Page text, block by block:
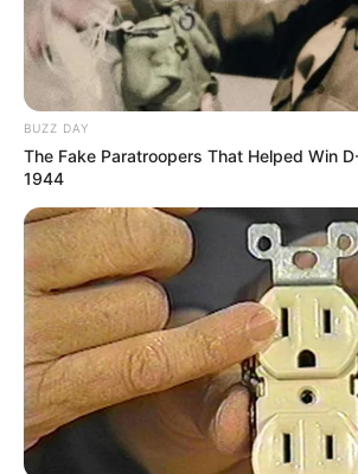
Gracia
VOTE
Tanggal Lahir:
14 Januari 1990
Tempat Lahir:
Pasuruan,Jawa
Umur: Profesi:
Aktris, Model,
BUZZ DAY
The Fake Paratroopers That Helped Win
1944